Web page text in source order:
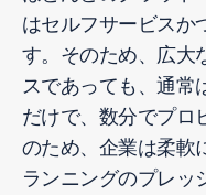
はセルフサービスか
す。そのため、広大
スであっても、通常
だけで、数分でプロ
のため、企業は柔軟
ランニングのプレッ